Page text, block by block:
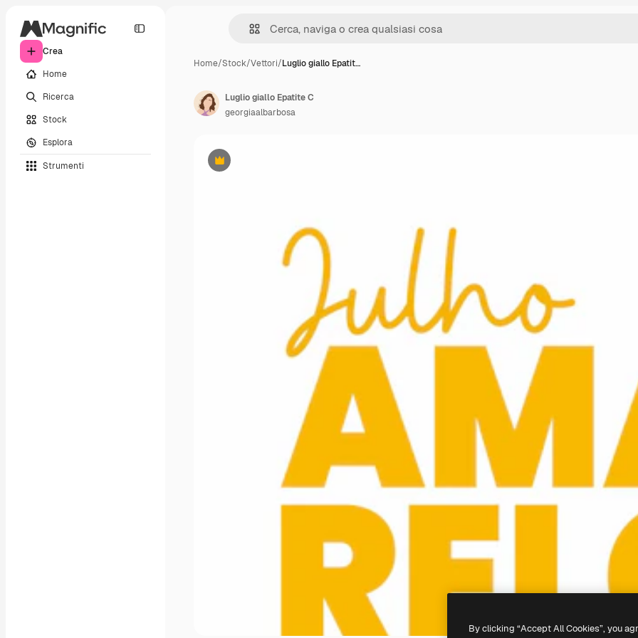
Crea
Home
Ricerca
Stock
Esplora
Strumenti
Home/Stock/Vettori/Luglio giallo Epatit…
Premium
Luglio giallo Epatite C
georgiaalbarbosa
By clicking “Accept All Cookies”, you